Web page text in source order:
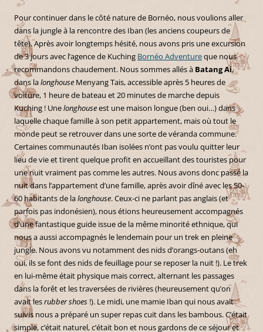
Pour continuer dans le côté nature de Bornéo, nous voulions aller
dans la jungle à la rencontre des Iban (les anciens coupeurs de
tête). Après avoir longtemps hésité, nous avons pris une excursion
de 3 jours avec l’agence de Kuching Bornéo Adventureque nous
recommandons chaudement. Nous sommes allés à Batang Ai,
dans lalonghouse Menyang Tais, accessible après 5 heures de
voiture, 1 heure de bateau et 20 minutes de marche depuis
Kuching ! Unelonghouseest une maison longue (ben oui…) dans
laquelle chaque famille à son petit appartement, mais où tout le
monde peut se retrouver dans une sorte de véranda commune.
Certaines communautés Iban isolées n’ont pas voulu quitter leur
lieu de vie et tirent quelque profit en accueillant des touristes pour
une nuit vraiment pas comme les autres. Nous avons donc passé la
nuit dans l’appartement d’une famille, après avoir dîné avec les 50-
60 habitants de lalonghouse. Ceux-ci ne parlant pas anglais (et
parfois pas indonésien), nous étions heureusement accompagnés
d’une fantastique guide issue de la même minorité ethnique, qui
nous a aussi accompagnés le lendemain pour un trek en pleine
jungle. Nous avons vu notamment des nids d’orangs-outans (eh
oui, ils se font des nids de feuillage pour se reposer la nuit !). Le trek
en lui-même était physique mais correct, alternant les passages
dans la forêt et les traversées de rivières (heureusement qu’on
avait lesrubber shoes !). Le midi, une mamie Iban qui nous avait
suivis nous a préparé un super repas cuit dans les bambous. C’était
simple, c’était naturel, c’était bon et nous gardons de ce séjour et